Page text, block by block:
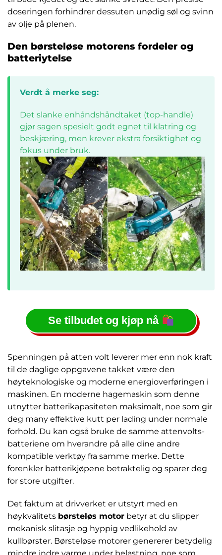
doseringen forhindrer dessuten unødig søl og svinn
av olje på plenen.
Den børsteløse motorens fordeler og
batteriytelse
Verdt å merke seg:
Det slanke enhåndshåndtaket (top-handle)
gjør sagen spesielt godt egnet til klatring og
beskjæring, men krever ekstra forsiktighet og
fokus under bruk.
Se tilbudet og kjøp nå
Spenningen på atten volt leverer mer enn nok kraft
til de daglige oppgavene takket være den
høyteknologiske og moderne energioverføringen i
maskinen. En moderne hagemaskin som denne
utnytter batterikapasiteten maksimalt, noe som gir
deg many effektive kutt per lading under normale
forhold. Du kan også bruke de samme attenvolts-
batteriene om hverandre på alle dine andre
kompatible verktøy fra samme merke. Dette
forenkler batterikjøpene betraktelig og sparer deg
for store utgifter.
Det faktum at drivverket er utstyrt med en
høykvalitets børsteløs motor betyr at du slipper
mekanisk slitasje og hyppig vedlikehold av
kullbørster. Børsteløse motorer genererer betydelig